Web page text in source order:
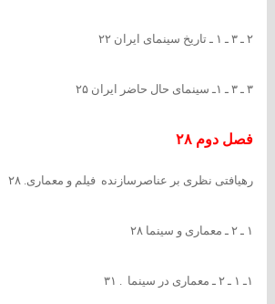
۲ ـ ۳ ـ ۱ ـ تاریخ سینمای ایران ۲۲
۳ ـ ۳ ـ ۱ـ سینمای حال حاضر ایران ۲۵
فصل دوم ۲۸
رهیافتی نظری بر عناصرسازنده فیلم و معماری. ۲۸
۱ ـ ۲ ـ معماری و سینما ۲۸
۱ـ ۱ ـ ۲ ـ معماری در سینما . ۳۱